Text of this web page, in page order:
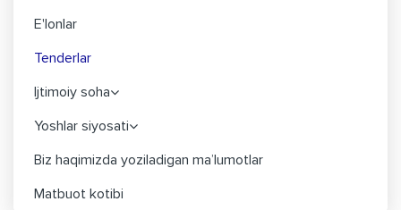
E'lonlar
Tenderlar
Ijtimoiy soha
Yoshlar siyosati
Biz haqimizda yoziladigan ma’lumotlar
Matbuot kotibi